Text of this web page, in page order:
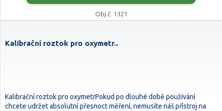
Obj.č. 1321
Kalibrační roztok pro oxymetr..
Kalibrační roztok pro oxymetrPokud po dlouhé době používání
chcete udržet absolutní přesnoct měření, nemusíte náš přístroj na